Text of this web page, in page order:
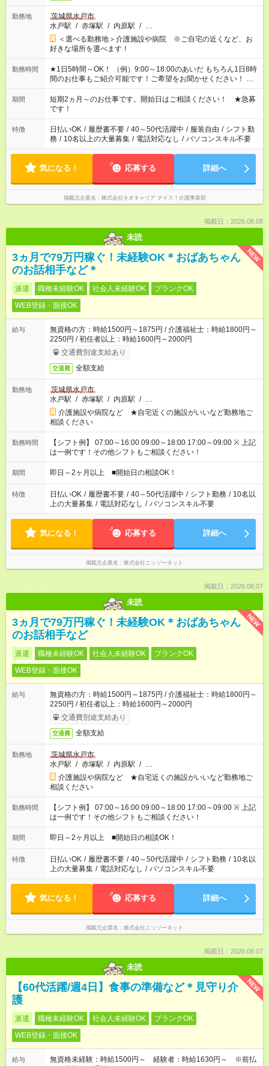
勤務地
茨城県水戸市
水戸駅 / 赤塚駅 / 内原駅 / …
＜選べる勤務地＞介護施設や病院 ※ご自宅の近くなど、お
好きな場所を選べます！
勤務時間
★1日5時間～OK！ （例）9:00～18:00のあいだ もちろん1日8時
間のお仕事もご紹介可能です！ご希望をお聞かせください！ ★
家庭の都合でお休みが必要な場合も遠慮なくご相談ください。
※週最低15時間以上の勤務が必要です
期間
短期2ヵ月～のお仕事です。開始日はご相談ください！ ★急募
です！
特徴 日払いOK / 履歴書不要 / 40～50代活躍中 / 服装自由 / シフト勤
務 / 10名以上の大量募集 / 電話対応なし / パソコンスキル不要
気になる！ 応募する 詳細へ
掲載元企業名 株式会社ネオキャリア ナイス！介護事業部
掲載日：2026.08.08
未読
NEW
3ヵ月で79万円稼ぐ！未経験OK＊おばあちゃん
のお話相手など＊
派遣 職種未経験OK 社会人未経験OK
ブランクOK
WEB登録・面接OK
給与
無資格の方：時給1500円～1875円 / 介護福祉士：時給1800円～
2250円 / 初任者以上：時給1600円～2000円
交通費別途支給あり
交通費 全額支給
勤務地
茨城県水戸市
水戸駅 / 赤塚駅 / 内原駅 / …
介護施設や病院など ★自宅近くの施設がいいなど勤務地ご
相談ください
勤務時間
【シフト例】 07:00～16:00 09:00～18:00 17:00～09:00 ※ 上記
は一例です！その他シフトもご相談ください！
期間 即日～2ヶ月以上 ■開始日の相談OK！
特徴 日払いOK / 履歴書不要 / 40～50代活躍中 / シフト勤務 / 10名以
上の大量募集 / 電話対応なし / パソコンスキル不要
気になる！ 応募する 詳細へ
掲載元企業名 株式会社ニッソーネット
掲載日：2026.08.07
未読
NEW
3ヵ月で79万円稼ぐ！未経験OK＊おばあちゃん
のお話相手など
派遣 職種未経験OK 社会人未経験OK
ブランクOK
WEB登録・面接OK
給与
無資格の方：時給1500円～1875円 / 介護福祉士：時給1800円～
2250円 / 初任者以上：時給1600円～2000円
交通費別途支給あり
交通費 全額支給
勤務地
茨城県水戸市
水戸駅 / 赤塚駅 / 内原駅 / …
介護施設や病院など ★自宅近くの施設がいいなど勤務地ご
相談ください
勤務時間
【シフト例】 07:00～16:00 09:00～18:00 17:00～09:00 ※ 上記
は一例です！その他シフトもご相談ください！
期間 即日～2ヶ月以上 ■開始日の相談OK！
特徴 日払いOK / 履歴書不要 / 40～50代活躍中 / シフト勤務 / 10名以
上の大量募集 / 電話対応なし / パソコンスキル不要
気になる！ 応募する 詳細へ
掲載元企業名 株式会社ニッソーネット
掲載日：2026.08.07
未読
NEW
【60代活躍/週4日】食事の準備など＊見守り介
護
派遣 職種未経験OK 社会人未経験OK
ブランクOK
WEB登録・面接OK
給与
無資格未経験：時給1500円～ 経験者：時給1630円～ ※前払